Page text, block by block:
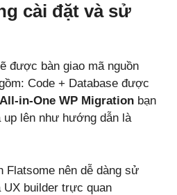
cài đặt và sử
được bàn giao mã nguồn
Code + Database được
All-in-One WP Migration bạn
lên như hướng dẫn là
Flatsome nên dễ dàng sử
builder trực quan